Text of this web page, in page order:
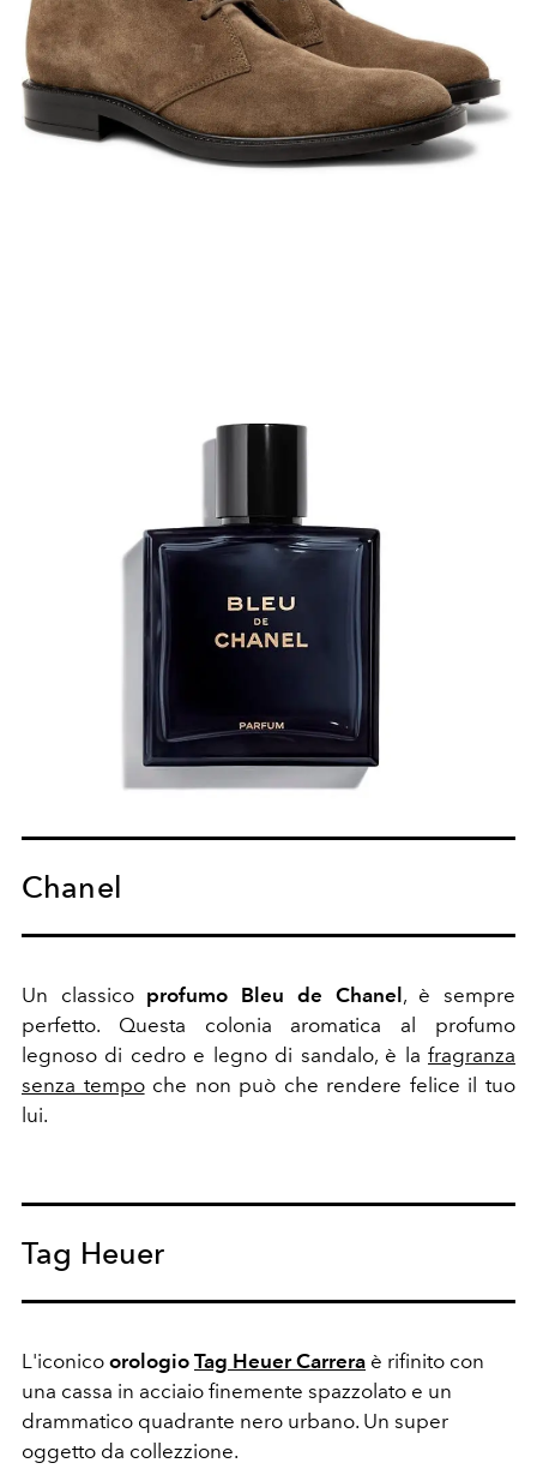
Chanel
Un classico profumo Bleu de Chanel , è sempre
perfetto. Questa colonia aromatica al profumo
legnoso di cedro e legno di sandalo, è lafragranza
senza tempoche non può che rendere felice il tuo
lui.
Tag Heuer
L'iconico orologio Tag Heuer Carrera è rifinito con
una cassa in acciaio finemente spazzolato e un
drammatico quadrante nero urbano. Un super
oggetto da collezzione.